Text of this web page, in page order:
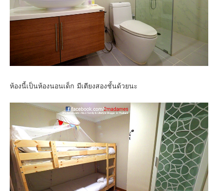
ห้องนี้เป็นห้องนอนเด็ก มีเตียงสองชั้นด้วยนะ